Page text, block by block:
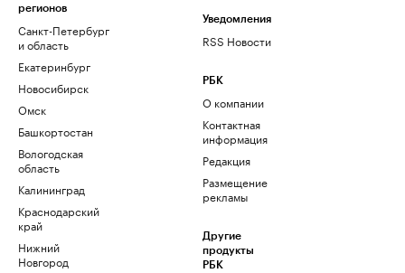
регионов
Санкт-Петербург
и область
Екатеринбург
Новосибирск
Омск
Башкортостан
Вологодская
область
Калининград
Краснодарский
край
Нижний
Новгород
Уведомления
RSS Новости
РБК
О компании
Контактная
информация
Редакция
Размещение
рекламы
Другие
продукты
РБК